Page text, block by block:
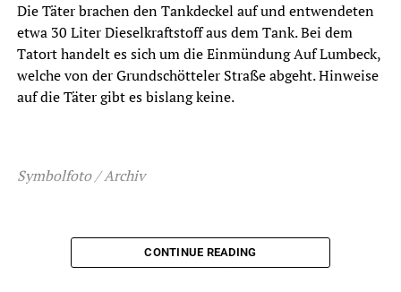
Die Täter brachen den Tankdeckel auf und entwendeten
etwa 30 Liter Dieselkraftstoff aus dem Tank. Bei dem
Tatort handelt es sich um die Einmündung Auf Lumbeck,
welche von der Grundschötteler Straße abgeht. Hinweise
auf die Täter gibt es bislang keine.
Symbolfoto / Archiv
CONTINUE READING